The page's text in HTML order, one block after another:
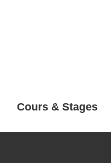
Cours & Stages